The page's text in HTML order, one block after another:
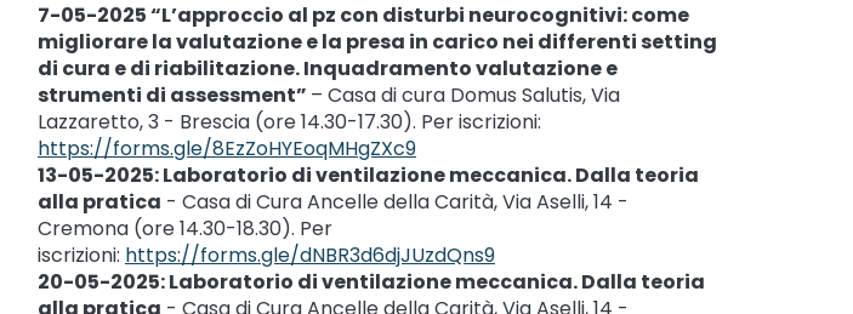
7-05-2025 “L’approccio al pz con disturbi neurocognitivi: come
migliorare la valutazione e la presa in carico nei differenti setting
di cura e di riabilitazione. Inquadramento valutazione e
strumenti di assessment” – Casa di cura Domus Salutis, Via
Lazzaretto, 3 - Brescia (ore 14.30-17.30). Per iscrizioni:
https://forms.gle/8EzZoHYEoqMHgZXc9
13-05-2025: Laboratorio di ventilazione meccanica. Dalla teoria
alla pratica - Casa di Cura Ancelle della Carità, Via Aselli, 14 -
Cremona (ore 14.30-18.30). Per
iscrizioni: https://forms.gle/dNBR3d6djJUzdQns9
20-05-2025: Laboratorio di ventilazione meccanica. Dalla teoria